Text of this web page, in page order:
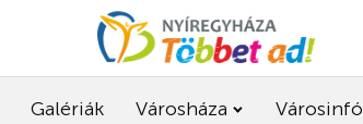
Galériák Városháza Városinfó